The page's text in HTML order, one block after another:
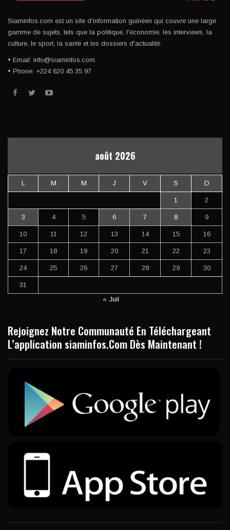
Siaminfos.com est un site d'information guinéen qui couvre une large
gamme de sujets, tels que la politique, l'économie, les interviews, la
culture, le sport, la santé et les dossiers d'actualité.
• Email: info@siaminfos.com
• Phone: +224 620 45 35 97
août 2026
L M M J V S D
1 2
3 4 5 6 7 8 9
10 11 12 13 14 15 16
17 18 19 20 21 22 23
24 25 26 27 28 29 30
31
« Juil
Rejoignez Notre Communauté En Téléchargeant
L’application siaminfos.Com Dès Maintenant !